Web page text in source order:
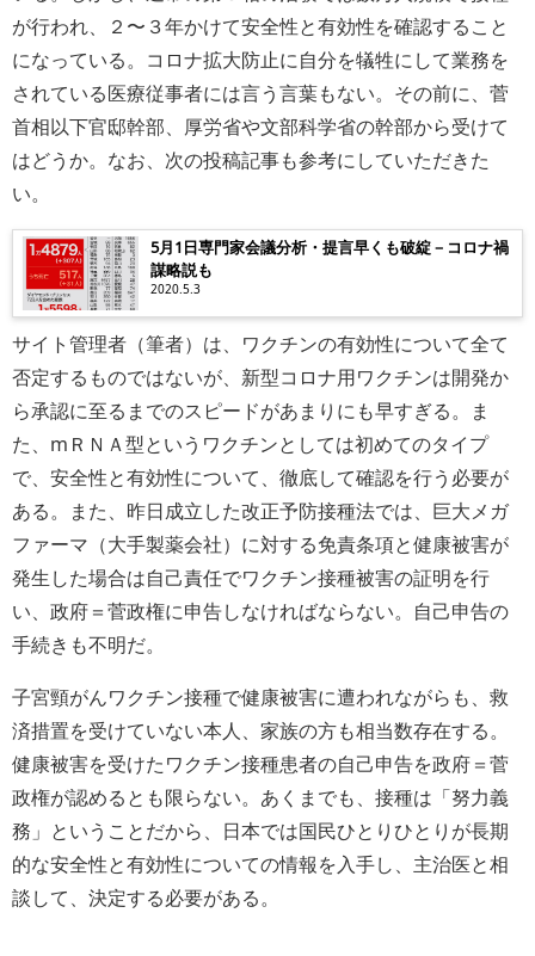
が行われ、２〜３年かけて安全性と有効性を確認すること
になっている。コロナ拡大防止に自分を犠牲にして業務を
されている医療従事者には言う言葉もない。その前に、菅
首相以下官邸幹部、厚労省や文部科学省の幹部から受けて
はどうか。なお、次の投稿記事も参考にしていただきた
い。
5月1日専門家会議分析・提言早くも破綻－コロナ禍
謀略説も
2020.5.3
サイト管理者（筆者）は、ワクチンの有効性について全て
否定するものではないが、新型コロナ用ワクチンは開発か
ら承認に至るまでのスピードがあまりにも早すぎる。ま
た、mＲＮＡ型というワクチンとしては初めてのタイプ
で、安全性と有効性について、徹底して確認を行う必要が
ある。また、昨日成立した改正予防接種法では、巨大メガ
ファーマ（大手製薬会社）に対する免責条項と健康被害が
発生した場合は自己責任でワクチン接種被害の証明を行
い、政府＝菅政権に申告しなければならない。自己申告の
手続きも不明だ。
子宮頸がんワクチン接種で健康被害に遭われながらも、救
済措置を受けていない本人、家族の方も相当数存在する。
健康被害を受けたワクチン接種患者の自己申告を政府＝菅
政権が認めるとも限らない。あくまでも、接種は「努力義
務」ということだから、日本では国民ひとりひとりが長期
的な安全性と有効性についての情報を入手し、主治医と相
談して、決定する必要がある。